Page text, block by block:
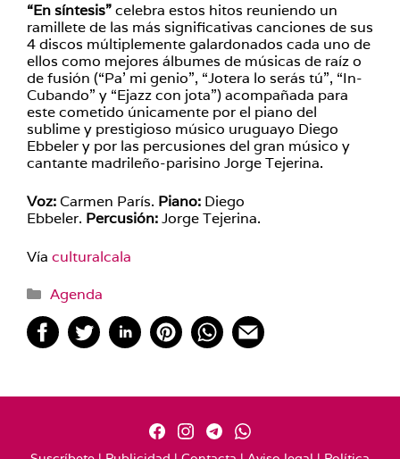
“En síntesis”celebra estos hitos reuniendo un
ramillete de las más significativas canciones de sus
4 discos múltiplemente galardonados cada uno de
ellos como mejores álbumes de músicas de raíz o
de fusión (“Pa’ mi genio”, “Jotera lo serás tú”, “In-
Cubando” y “Ejazz con jota”) acompañada para
este cometido únicamente por el piano del
sublime y prestigioso músico uruguayo Diego
Ebbeler y por las percusiones del gran músico y
cantante madrileño-parisino Jorge Tejerina.
Voz: Carmen París. Piano: Diego
Ebbeler. Percusión:Jorge Tejerina.
Vía culturalcala
Categorías
Agenda